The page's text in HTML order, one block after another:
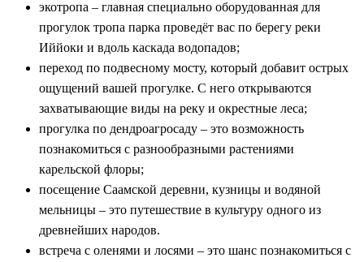
экотропа – главная специально оборудованная для
прогулок тропа парка проведёт вас по берегу реки
Иййоки и вдоль каскада водопадов;
переход по подвесному мосту, который добавит острых
ощущений вашей прогулке. С него открываются
захватывающие виды на реку и окрестные леса;
прогулка по дендроагросаду – это возможность
познакомиться с разнообразными растениями
карельской флоры;
посещение Саамской деревни, кузницы и водяной
мельницы – это путешествие в культуру одного из
древнейших народов.
встреча с оленями и лосями – это шанс познакомиться с